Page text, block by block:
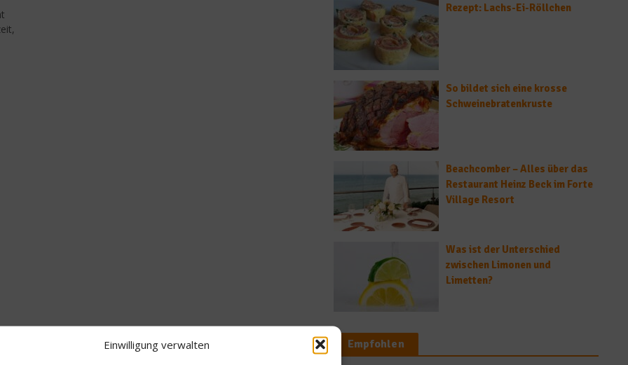
Einwilligung verwalten
Rezept: Lachs-Ei-Röllchen
So bildet sich eine krosse
Schweinebratenkruste
Beachcomber – Alles über das
Restaurant Heinz Beck im Forte
Village Resort
Was ist der Unterschied
zwischen Limonen und
Limetten?
Empfohlen